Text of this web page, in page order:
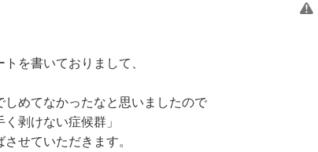
を書いておりまして、
しめてなかったなと思いましたので
く剥けない症候群」
せていただきます。